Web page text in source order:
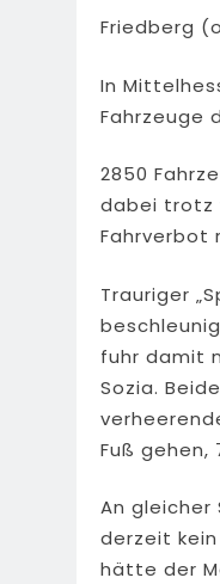
Friedberg
In
Fahrzeuge
2850
dabei trotz
Fahrverbot
Trauriger
fuhr damit
Sozia.
Fuß gehen,
An
derzeit
hätte der